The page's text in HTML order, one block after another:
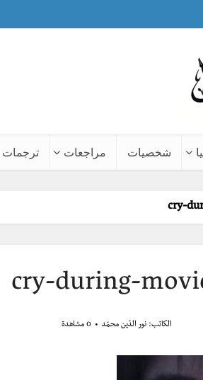
شخصيات مراجعات ترجمات
cry-
cry-during-
الكاتب: نور الدّين محمّد 0 مشاهدة